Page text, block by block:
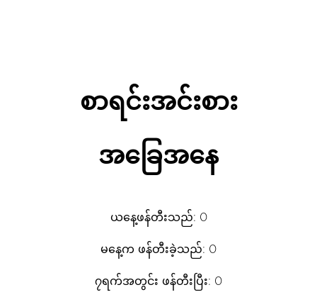
စာရင်းအင်းစား
အခြေအနေ
ယနေ့ဖန်တီးသည်: 0
မနေ့က ဖန်တီးခဲ့သည်: 0
၇ရက်အတွင်း ဖန်တီးပြီး: 0